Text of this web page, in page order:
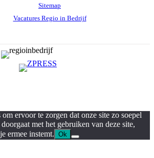
Sitemap
Vacatures Regio in Bedrijf
ervoor te zorgen dat onze site zo soepel
met het gebruiken van deze site,
ermee instemt. Ok